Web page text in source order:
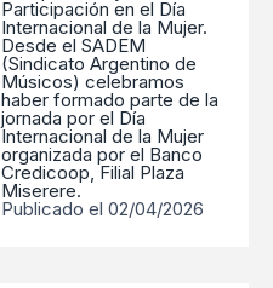
Participación en el Día
Internacional de la Mujer.
Desde el SADEM
(Sindicato Argentino de
Músicos) celebramos
haber formado parte de la
jornada por el Día
Internacional de la Mujer
organizada por el Banco
Credicoop, Filial Plaza
Miserere.
Publicado el 02/04/2026